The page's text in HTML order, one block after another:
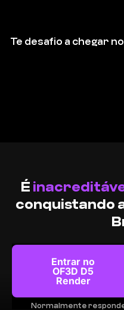
Te desafio a chegar
É
conquistando
Entrar no
OF3D D5
Render
Normalmente